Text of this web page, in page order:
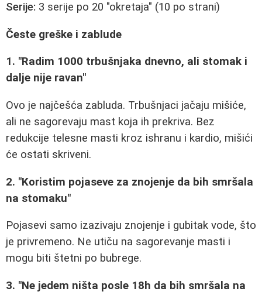
Serije: 3 serije po 20 "okretaja" (10 po strani)
Česte greške i zablude
1. "Radim 1000 trbušnjaka dnevno, ali stomak i
dalje nije ravan"
Ovo je najčešća zabluda. Trbušnjaci jačaju mišiće,
ali ne sagorevaju mast koja ih prekriva. Bez
redukcije telesne masti kroz ishranu i kardio, mišići
će ostati skriveni.
2. "Koristim pojaseve za znojenje da bih smršala
na stomaku"
Pojasevi samo izazivaju znojenje i gubitak vode, što
je privremeno. Ne utiču na sagorevanje masti i
mogu biti štetni po bubrege.
3. "Ne jedem ništa posle 18h da bih smršala na